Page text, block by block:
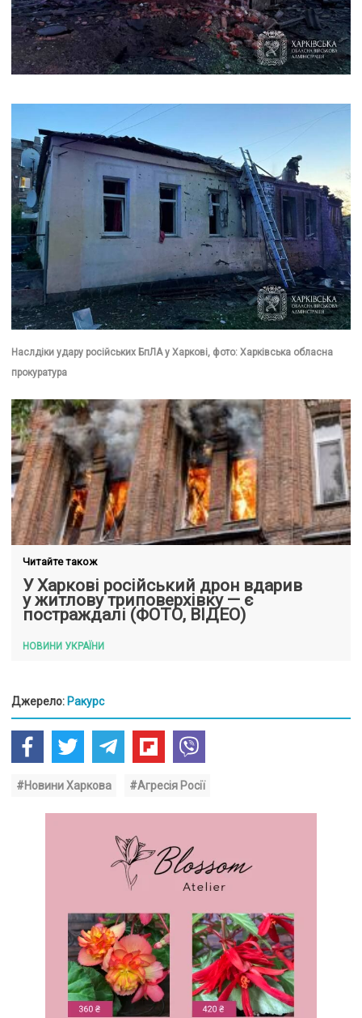
Наслдіки удару російських БпЛА у Харкові, фото: Харківська обласна
прокуратура
Читайте також
У Харкові російський дрон вдарив
у житлову триповерхівку — є
постраждалі (ФОТО, ВІДЕО)
НОВИНИ УКРАЇНИ
Джерело: Ракурс
#Новини Харкова #Агресія Росії